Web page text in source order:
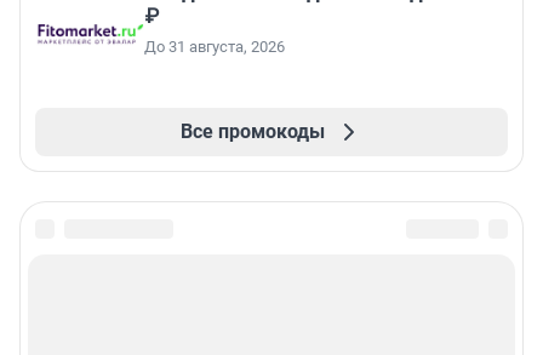
₽
До 31 августа, 2026
Все промокоды